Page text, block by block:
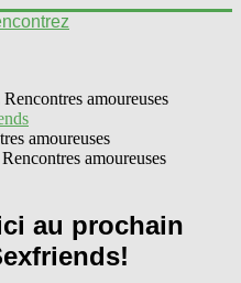
au prochain